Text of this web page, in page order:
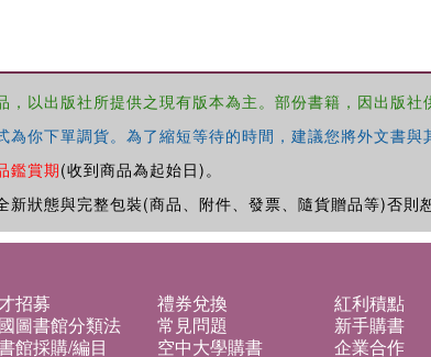
以出版社所提供之現有版本為主。部份書籍，因出版社
你下單調貨。為了縮短等待的時間，建議您將外文書
鑑賞期(收到商品為起始日)。
狀態與完整包裝(商品、附件、發票、隨貨贈品等)否則
招募 禮券兌換
紅利積點
圖書館分類法 常見問題
新手購書
館採購/編目 空中大學購書
企業合作